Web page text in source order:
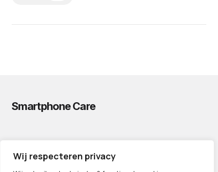
Wij respecteren privacy
Smartphone Care
CONTACT